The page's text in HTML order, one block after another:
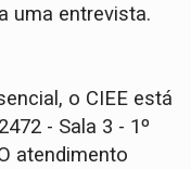
uma entrevista.
o CIEE está
- Sala 3 - 1º
atendimento